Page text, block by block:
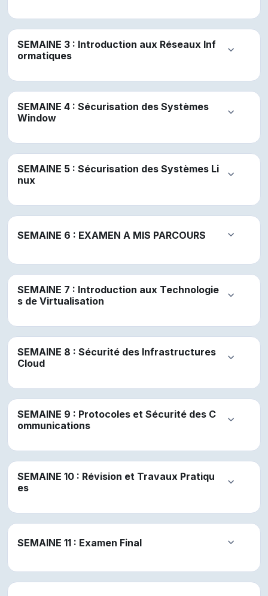
SEMAINE 3 : Introduction aux Réseaux Inf
ormatiques
Replier
SEMAINE 4 : Sécurisation des Systèmes
Window
Replier
SEMAINE 5 : Sécurisation des Systèmes Li
nux
Replier
SEMAINE 6 : EXAMEN A MIS PARCOURS Replier
SEMAINE 7 : Introduction aux Technologie
s de Virtualisation
Replier
SEMAINE 8 : Sécurité des Infrastructures
Cloud
Replier
SEMAINE 9 : Protocoles et Sécurité des C
ommunications
Replier
SEMAINE 10 : Révision et Travaux Pratiqu
es
Replier
SEMAINE 11 : Examen Final Replier